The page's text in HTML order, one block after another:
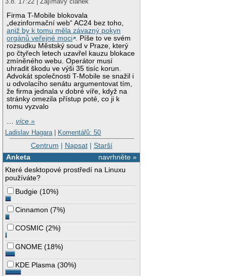
Firma T-Mobile blokovala
„dezinformační web“ AC24 bez toho,
aniž by k tomu měla závazný pokyn
orgánů veřejné moci . Píše to ve svém
rozsudku Městský soud v Praze, který
po čtyřech letech uzavřel kauzu blokace
zmíněného webu. Operátor musí
uhradit škodu ve výši 35 tisíc korun.
Advokát společnosti T-Mobile se snažil i
u odvolacího senátu argumentovat tím,
že firma jednala v dobré víře, když na
stránky omezila přístup poté, co ji k
tomu vyzvalo
…více »
Ladislav Hagara | Komentářů: 50
Centrum | Napsat| Starší
navrhněte »
Anketa
Které desktopové prostředí na Linuxu
používáte?
Budgie (10%)
Cinnamon (7%)
COSMIC (2%)
GNOME (18%)
KDE Plasma (30%)